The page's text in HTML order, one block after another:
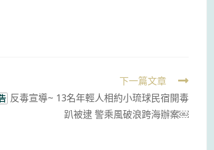
下一篇文章
反毒宣導~ 13名年輕人相約小琉球民宿開毒
趴被逮 警乘風破浪跨海辦案￼